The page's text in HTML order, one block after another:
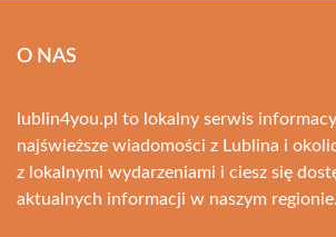
O NAS
lublin4you.pl to lokalny serwis
najświeższe wiadomości z Lublina i
z lokalnymi wydarzeniami i ciesz się
aktualnych informacji w naszym regionie.